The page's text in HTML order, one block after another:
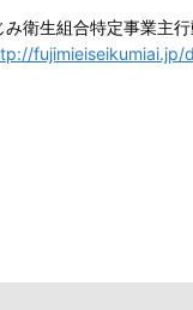
衛生組合特定事業主